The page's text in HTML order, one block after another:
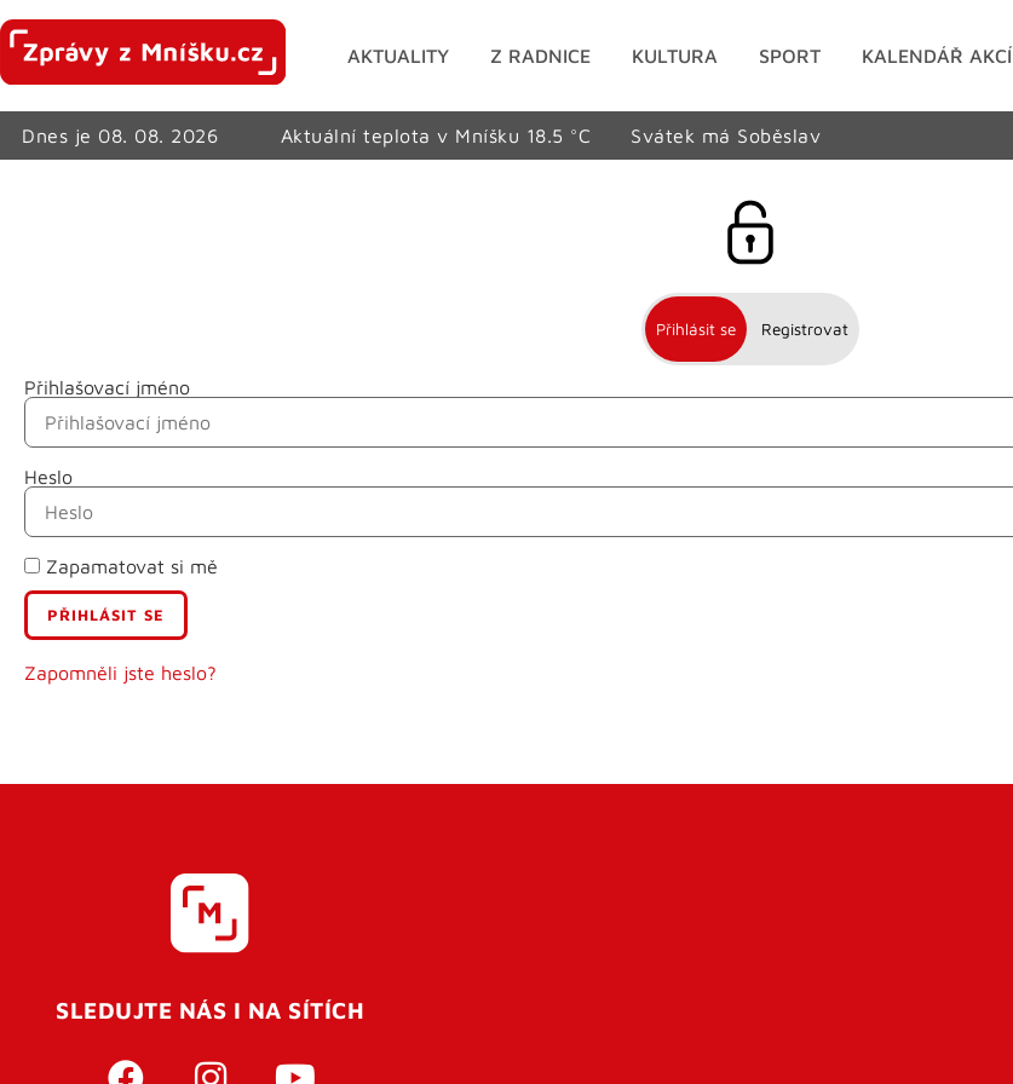
AKTUALITY Z RADNICE KULTURA SPORT KALENDÁŘ AKCÍ
Dnes je 08. 08. 2026 Aktuální teplota v Mníšku 18.5 °C Svátek má Soběslav
Přihlásit se Registrovat
Přihlašovací jméno
Heslo
Zapamatovat si mě
Zapomněli jste heslo?
Jméno
Příjmení
E-mail
Uživatelské jméno
SLEDUJTE NÁS I NA SÍTÍCH